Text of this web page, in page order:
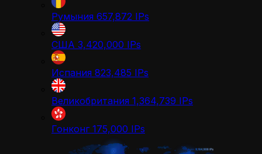
Румыния 657,872 IPs
США 3,420,000 IPs
Испания 823,485 IPs
Великобритания 1,364,739 IPs
Гонконг 175,000 IPs